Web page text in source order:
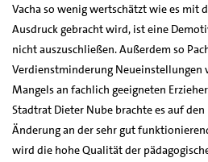
Vacha so wenig wertschätzt wie es mit
Ausdruck gebracht wird, ist eine
nicht auszuschließen. Außerdem so
Verdienstminderung Neueinstellungen
Mangels an fachlich geeigneten
Stadtrat Dieter Nube brachte es auf
Änderung an der sehr gut
wird die hohe Qualität der